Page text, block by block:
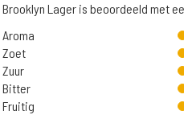
Brooklyn Lager is beoordeeld met
Aroma
Zoet
Zuur
Bitter
Fruitig